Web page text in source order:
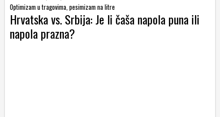
Optimizam u tragovima, pesimizam na litre
Hrvatska vs. Srbija: Je li čaša napola puna ili
napola prazna?